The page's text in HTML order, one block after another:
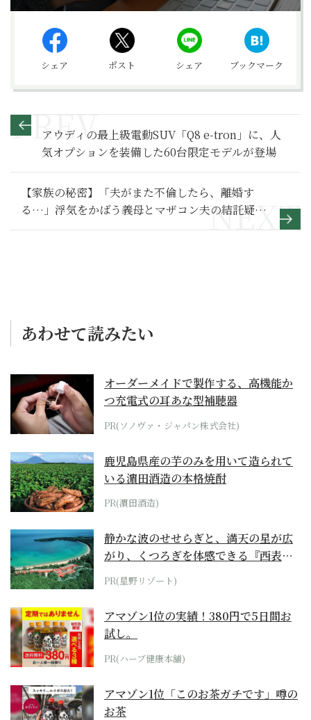
シェア ポスト シェア ブックマーク
アウディの最上級電動SUV「Q8 e-tron」に、人
気オプションを装備した60台限定モデルが登場
【家族の秘密】「夫がまた不倫したら、離婚す
る…」浮気をかばう義母とマザコン夫の結託疑惑
～その２～
あわせて読みたい
オーダーメイドで製作する、高機能か
つ充電式の耳あな型補聴器
PR(ソノヴァ・ジャパン株式会社)
鹿児島県産の芋のみを用いて造られて
いる濵田酒造の本格焼酎
PR(濵田酒造)
静かな波のせせらぎと、満天の星が広
がり、くつろぎを体感できる『西表島
ホテル by...
PR(星野リゾート)
アマゾン1位の実績！380円で5日間お
試し。
PR(ハーブ健康本舗)
アマゾン1位「このお茶ガチです」噂の
お茶